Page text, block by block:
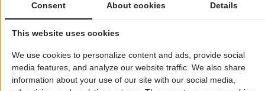
benadering kan genieten. Door onze korte
communicatielijnen kunnen wij, vanuit een brede visie op
de uw organisatie, flexibel en gericht adviseren. Goede en
persoonlijke verhoudingen zijn voor ons belangrijk, zowel
binnen onze eigen organisatie als in de relatie met onze
cliënten. Want achter alle cijfers staan mensen.
Consent About cookies Details
This website uses cookies
We use cookies to personalize content and ads, provide social
media features, and analyze our website traffic. We also share
information about your use of our site with our social media,